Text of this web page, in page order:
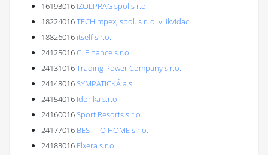
16193016 IZOLPRAG spol.s r.o.
18224016TECHimpex, spol. s r. o. v likvidaci
18826016 itself s.r.o.
24125016C. Finance s.r.o.
24131016Trading Power Company s.r.o.
24148016SYMPATICKÁ a.s.
24154016 Idorika s.r.o.
24160016Sport Resorts s.r.o.
24177016 BEST TO HOME s.r.o.
24183016 Elxera s.r.o.